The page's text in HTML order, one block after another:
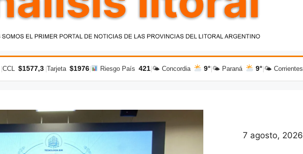
CCL $1577,3 Tarjeta $1976| Riesgo País 421| 🌤 Concordia 9° 🌤 Paraná 9° 🌤 Corrientes
7 agosto, 2026